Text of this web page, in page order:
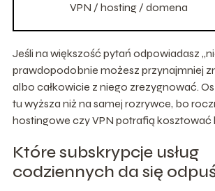
VPN / hosting / domena
Jeśli na większość pytań odpowiadasz
prawdopodobnie możesz przynajmniej
albo całkowicie z niego zrezygnować.
tu wyższa niż na samej rozrywce, bo
hostingowe czy VPN potrafią kosztować
Które subskrypcje usług
codziennych da się